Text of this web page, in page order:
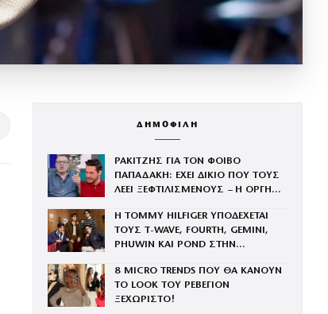
ΔΗΜΟΦΙΛΗ
ΡΑΚΙΤΖΗΣ ΓΙΑ ΤΟΝ ΦΟΙΒΟ
ΠΑΠΑΔΑΚΗ: ΕΧΕΙ ΔΙΚΙΟ ΠΟΥ ΤΟΥΣ
ΛΕΕΙ ΞΕΦΤΙΛΙΣΜΕΝΟΥΣ – Η ΟΡΓΗ
Η TOMMY HILFIGER ΥΠΟΔΕΧΕΤΑΙ
ΤΟΥΣ Τ-WAVE, FOURTH, GEMINI,
PHUWIN ΚΑΙ POND ΣΤΗΝ
8 MICRO TRENDS ΠΟΥ ΘΑ ΚΑΝΟΥΝ
ΤΟ LOOK ΤΟΥ ΡΕΒΕΓΙΟΝ
ΞΕΧΩΡΙΣΤΟ!